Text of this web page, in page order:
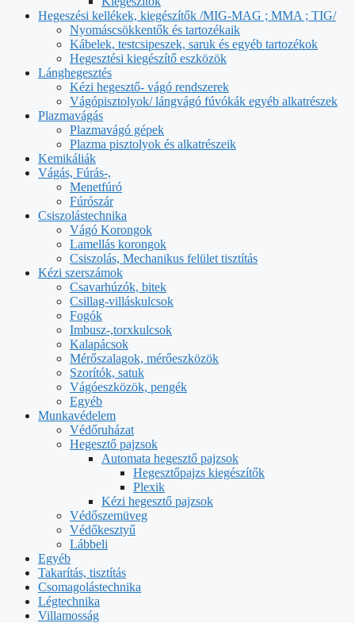
Hegeszési kellékek, kiegészítők /MIG-MAG ; MMA ; TIG/
Nyomáscsökkentők és tartozékaik
Kábelek, testcsipeszek, saruk és egyéb tartozékok
Hegesztési kiegészítő eszközök
Lánghegesztés
Kézi hegesztő- vágó rendszerek
Vágópisztolyok/ lángvágó fúvókák egyéb alkatrészek
Plazmavágás
Plazmavágó gépek
Plazma pisztolyok és alkatrészeik
Kemikáliák
Vágás, Fúrás-,
Menetfúró
Fúrószár
Csiszolástechnika
Vágó Korongok
Lamellás korongok
Csiszolás, Mechanikus felület tisztítás
Kézi szerszámok
Csavarhúzók, bitek
Csillag-villáskulcsok
Fogók
Imbusz-,torxkulcsok
Kalapácsok
Mérőszalagok, mérőeszközök
Szorítók, satuk
Vágóeszközök, pengék
Egyéb
Munkavédelem
Védőruházat
Hegesztő pajzsok
Automata hegesztő pajzsok
Hegesztőpajzs kiegészítők
Plexik
Kézi hegesztő pajzsok
Védőszemüveg
Védőkesztyű
Lábbeli
Egyéb
Takarítás, tisztítás
Csomagolástechnika
Légtechnika
Villamosság